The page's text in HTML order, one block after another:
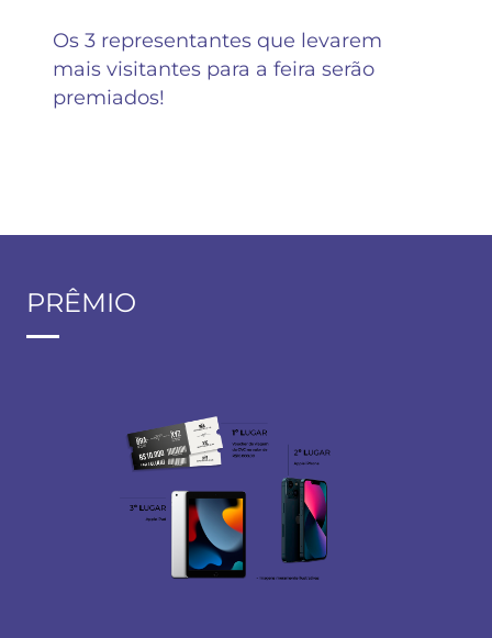
Os 3 representantes que levarem
mais visitantes para a feira serão
premiados!
PRÊMIO